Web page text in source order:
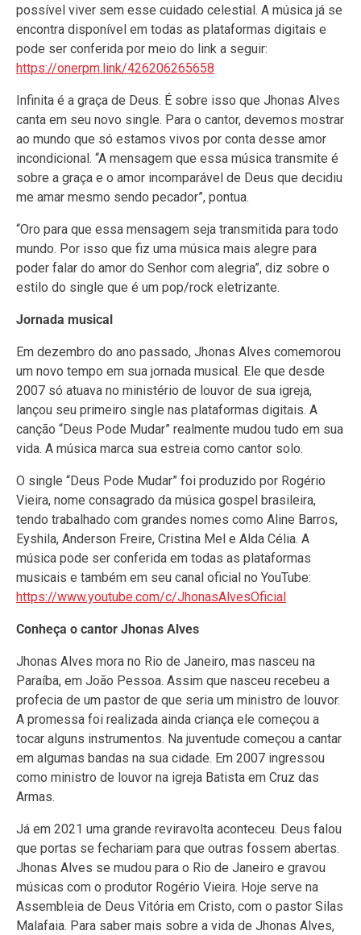
possível viver sem esse cuidado celestial. A música já se
encontra disponível em todas as plataformas digitais e
pode ser conferida por meio do link a seguir:
https://onerpm.link/426206265658
Infinita é a graça de Deus. É sobre isso que Jhonas Alves
canta em seu novo single. Para o cantor, devemos mostrar
ao mundo que só estamos vivos por conta desse amor
incondicional. “A mensagem que essa música transmite é
sobre a graça e o amor incomparável de Deus que decidiu
me amar mesmo sendo pecador”, pontua.
“Oro para que essa mensagem seja transmitida para todo
mundo. Por isso que fiz uma música mais alegre para
poder falar do amor do Senhor com alegria”, diz sobre o
estilo do single que é um pop/rock eletrizante.
Jornada musical
Em dezembro do ano passado, Jhonas Alves comemorou
um novo tempo em sua jornada musical. Ele que desde
2007 só atuava no ministério de louvor de sua igreja,
lançou seu primeiro single nas plataformas digitais. A
canção “Deus Pode Mudar” realmente mudou tudo em sua
vida. A música marca sua estreia como cantor solo.
O single “Deus Pode Mudar” foi produzido por Rogério
Vieira, nome consagrado da música gospel brasileira,
tendo trabalhado com grandes nomes como Aline Barros,
Eyshila, Anderson Freire, Cristina Mel e Alda Célia. A
música pode ser conferida em todas as plataformas
musicais e também em seu canal oficial no YouTube:
https://www.youtube.com/c/JhonasAlvesOficial
Conheça o cantor Jhonas Alves
Jhonas Alves mora no Rio de Janeiro, mas nasceu na
Paraíba, em João Pessoa. Assim que nasceu recebeu a
profecia de um pastor de que seria um ministro de louvor.
A promessa foi realizada ainda criança ele começou a
tocar alguns instrumentos. Na juventude começou a cantar
em algumas bandas na sua cidade. Em 2007 ingressou
como ministro de louvor na igreja Batista em Cruz das
Armas.
Já em 2021 uma grande reviravolta aconteceu. Deus falou
que portas se fechariam para que outras fossem abertas.
Jhonas Alves se mudou para o Rio de Janeiro e gravou
músicas com o produtor Rogério Vieira. Hoje serve na
Assembleia de Deus Vitória em Cristo, com o pastor Silas
Malafaia. Para saber mais sobre a vida de Jhonas Alves,